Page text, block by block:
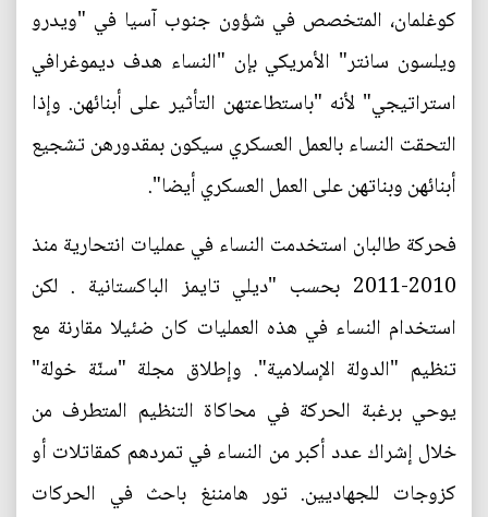
كوغلمان، المتخصص في شؤون جنوب آسيا في "ويدرو
ويلسون سانتر" الأمريكي بإن "النساء هدف ديموغرافي
استراتيجي" لأنه "باستطاعتهن التأثير على أبنائهن. وإذا
التحقت النساء بالعمل العسكري سيكون بمقدورهن تشجيع
أبنائهن وبناتهن على العمل العسكري أيضا".
فحركة طالبان استخدمت النساء في عمليات انتحارية منذ
2010-2011 بحسب "ديلي تايمز الباكستانية . لكن
استخدام النساء في هذه العمليات كان ضئيلا مقارنة مع
تنظيم "الدولة الإسلامية". وإطلاق مجلة "سنّة خولة"
يوحي برغبة الحركة في محاكاة التنظيم المتطرف من
خلال إشراك عدد أكبر من النساء في تمردهم كمقاتلات أو
كزوجات للجهاديين. تور هامننغ باحث في الحركات